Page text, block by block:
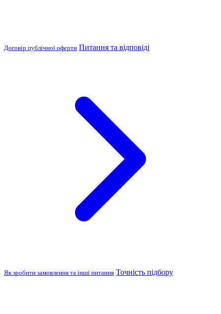
Договір публічної оферти Питання та відповіді
Як зробити замовлення та інші питання Точність підбору